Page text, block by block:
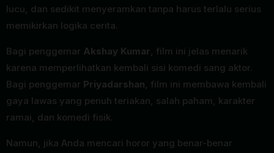
lucu, dan sedikit menyeramkan tanpa harus terlalu serius
memikirkan logika cerita.
Bagi penggemar Akshay Kumar, film ini jelas menarik
karena memperlihatkan kembali sisi komedi sang aktor.
Bagi penggemar Priyadarshan, film ini membawa kembali
gaya lawas yang penuh teriakan, salah paham, karakter
ramai, dan komedi fisik.
Namun, jika Anda mencari horor yang benar-benar